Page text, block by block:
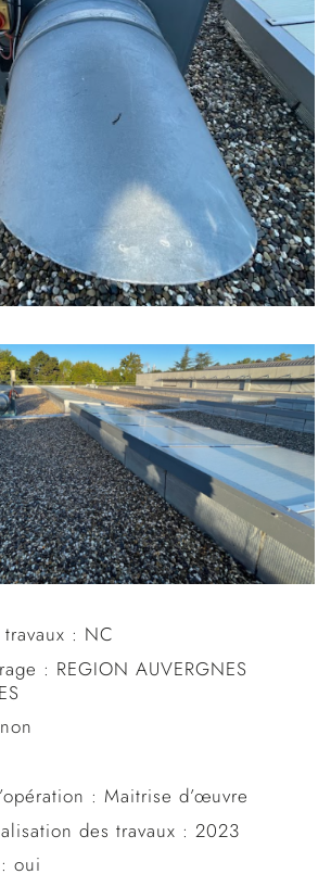
: NC
: REGION AUVERGNES
: Maitrise d’œuvre
des travaux : 2023
oui